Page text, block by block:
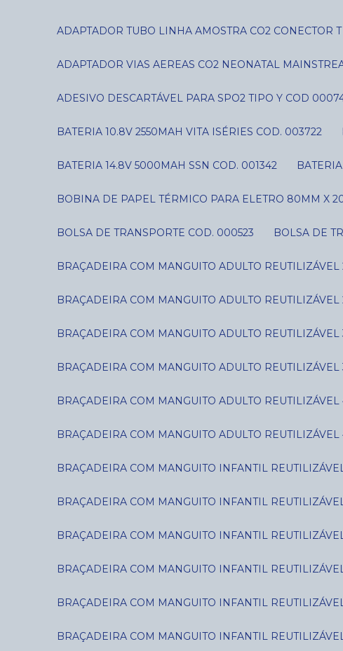
ADAPTADOR TUBO LINHA AMOSTRA CO2 CONECTOR
ADAPTADOR VIAS AEREAS CO2 NEONATAL
ADESIVO DESCARTÁVEL PARA SPO2 TIPO Y COD
BATERIA 10.8V 2550MAH VITA ISÉRIES COD. 003722
BATERIA 14.8V 5000MAH SSN COD. 001342
BOBINA DE PAPEL TÉRMICO PARA ELETRO 80MM X
BOLSA DE TRANSPORTE COD. 000523 BOLSA DE
BRAÇADEIRA COM MANGUITO ADULTO
BRAÇADEIRA COM MANGUITO ADULTO
BRAÇADEIRA COM MANGUITO ADULTO
BRAÇADEIRA COM MANGUITO ADULTO
BRAÇADEIRA COM MANGUITO ADULTO
BRAÇADEIRA COM MANGUITO ADULTO
BRAÇADEIRA COM MANGUITO INFANTIL
BRAÇADEIRA COM MANGUITO INFANTIL
BRAÇADEIRA COM MANGUITO INFANTIL
BRAÇADEIRA COM MANGUITO INFANTIL
BRAÇADEIRA COM MANGUITO INFANTIL
BRAÇADEIRA COM MANGUITO INFANTIL